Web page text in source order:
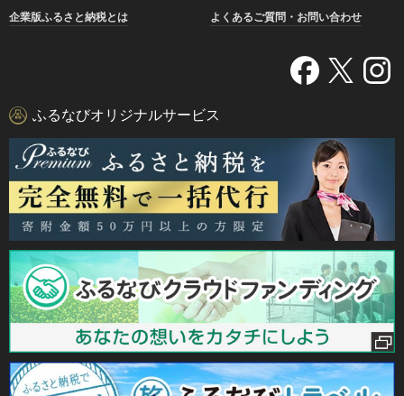
企業版ふるさと納税とは
よくあるご質問・お問い合わせ
ふるなびオリジナルサービス